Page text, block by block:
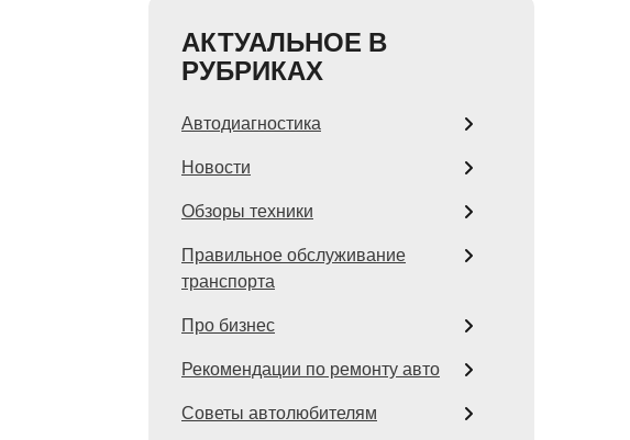
АКТУАЛЬНОЕ В
РУБРИКАХ
Автодиагностика
Новости
Обзоры техники
Правильное обслуживание
транспорта
Про бизнес
Рекомендации по ремонту авто
Советы автолюбителям